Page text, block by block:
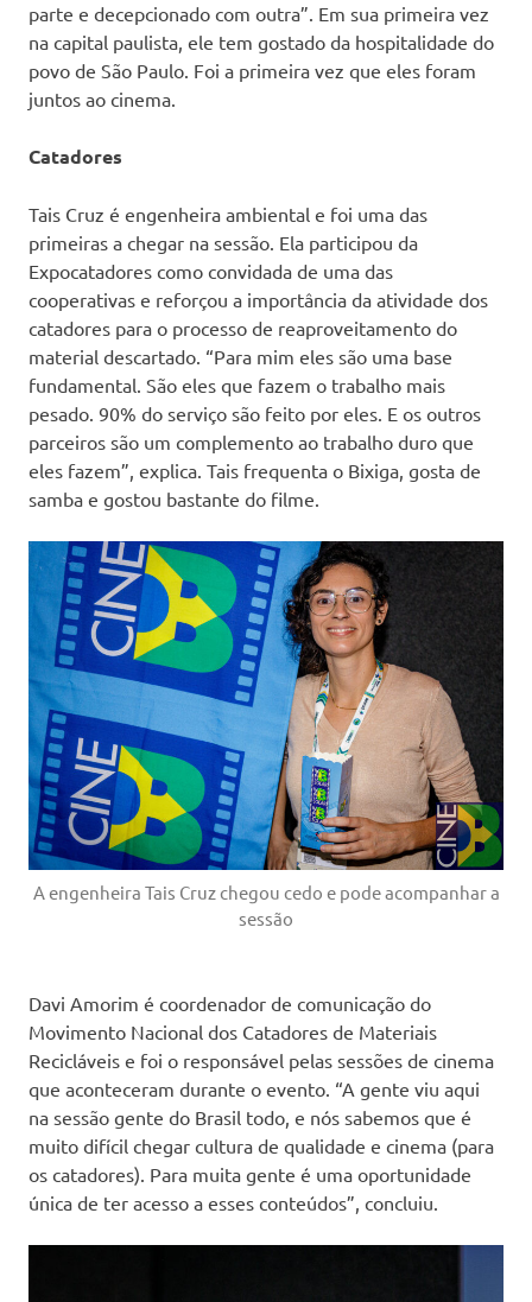
parte e decepcionado com outra”. Em sua primeira vez
na capital paulista, ele tem gostado da hospitalidade do
povo de São Paulo. Foi a primeira vez que eles foram
juntos ao cinema.
Catadores
Tais Cruz é engenheira ambiental e foi uma das
primeiras a chegar na sessão. Ela participou da
Expocatadores como convidada de uma das
cooperativas e reforçou a importância da atividade dos
catadores para o processo de reaproveitamento do
material descartado. “Para mim eles são uma base
fundamental. São eles que fazem o trabalho mais
pesado. 90% do serviço são feito por eles. E os outros
parceiros são um complemento ao trabalho duro que
eles fazem”, explica. Tais frequenta o Bixiga, gosta de
samba e gostou bastante do filme.
A engenheira Tais Cruz chegou cedo e pode acompanhar a
sessão
Davi Amorim é coordenador de comunicação do
Movimento Nacional dos Catadores de Materiais
Recicláveis e foi o responsável pelas sessões de cinema
que aconteceram durante o evento. “A gente viu aqui
na sessão gente do Brasil todo, e nós sabemos que é
muito difícil chegar cultura de qualidade e cinema (para
os catadores). Para muita gente é uma oportunidade
única de ter acesso a esses conteúdos”, concluiu.